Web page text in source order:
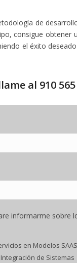
de
consigue
el éxito
al 910
informarme sobre
en Modelos SAAS
Integración de Sistemas